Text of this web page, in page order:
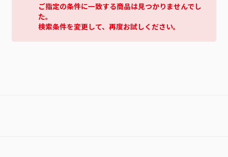
ご指定の条件に一致する商品は見つかりませんでし
た。
検索条件を変更して、再度お試しください。